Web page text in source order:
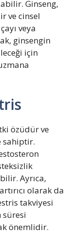
Ginseng,
ve cinsel
veya
ginsengin
için
özüdür ve
sahiptir.
Ayrıca,
olarak da
takviyesi
süresi
önemlidir.